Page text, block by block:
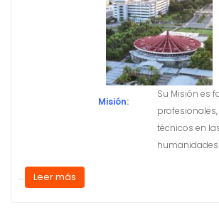
Misión:
Su Misión es
técnicos en
… Leer más